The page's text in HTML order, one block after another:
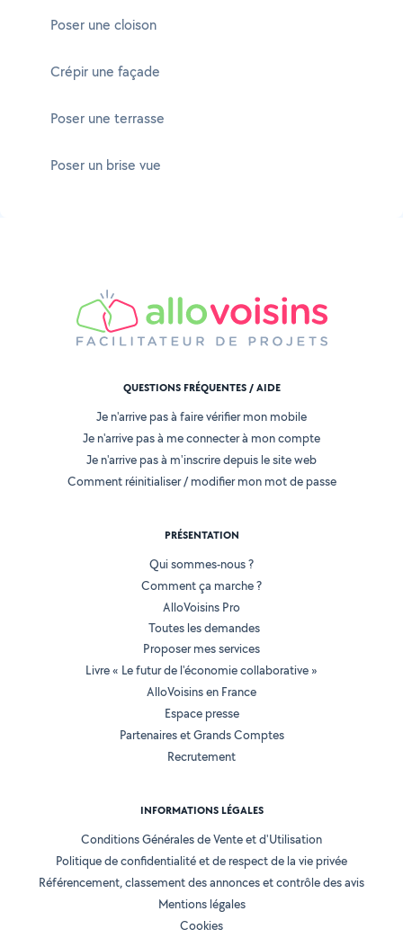
Poser une cloison
Crépir une façade
Poser une terrasse
Poser un brise vue
QUESTIONS FRÉQUENTES / AIDE
Je n'arrive pas à faire vérifier mon mobile
Je n'arrive pas à me connecter à mon compte
Je n'arrive pas à m'inscrire depuis le site web
Comment réinitialiser / modifier mon mot de passe
PRÉSENTATION
Qui sommes-nous ?
Comment ça marche ?
AlloVoisins Pro
Toutes les demandes
Proposer mes services
Livre « Le futur de l'économie collaborative »
AlloVoisins en France
Espace presse
Partenaires et Grands Comptes
Recrutement
INFORMATIONS LÉGALES
Conditions Générales de Vente et d'Utilisation
Politique de confidentialité et de respect de la vie privée
Référencement, classement des annonces et contrôle des avis
Mentions légales
Cookies